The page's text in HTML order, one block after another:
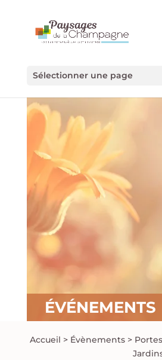
Sélectionner une page
ÉVÉNEMENTS
Accueil > Évènements >